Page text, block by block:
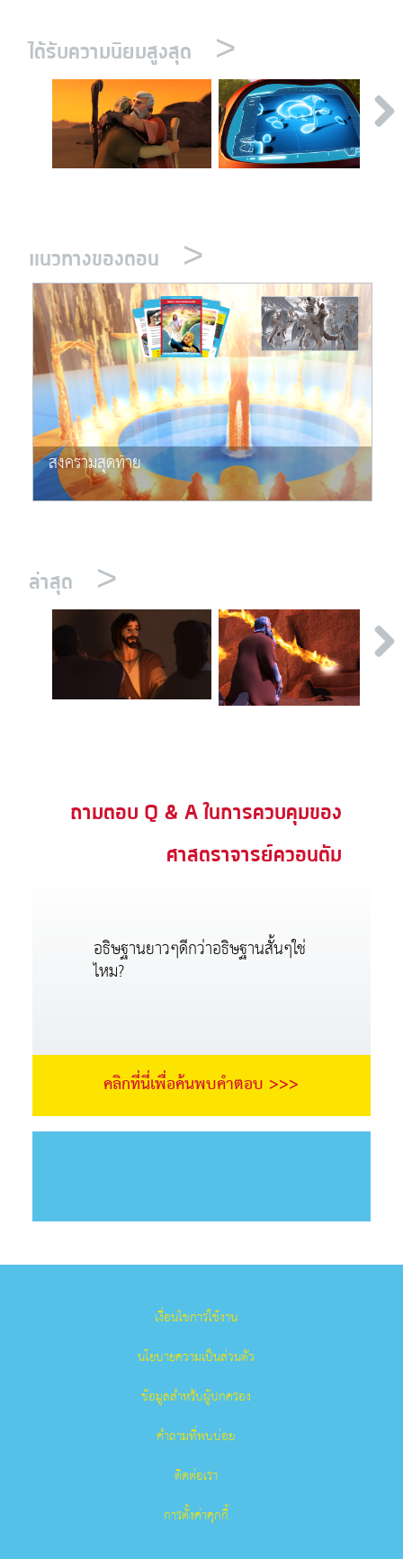
ได้รับความนิยมสูงสุด >
แนวทางของตอน >
สงครามสุดท้าย
ล่าสุด >
ถามตอบ Q & A ในการควบคุมของ
ศาสตราจารย์ควอนตัม
อธิษฐานยาวๆดีกว่าอธิษฐานสั้นๆใช่
ไหม?
คลิกที่นี่เพื่อค้นพบคำตอบ >>>
เงื่อนไขการใช้งาน
นโยบายความเป็นส่วนตัว
ข้อมูลสำหรับผู้ปกครอง
คำถามที่พบบ่อย
ติดต่อเรา
การตั้งค่าคุกกี้